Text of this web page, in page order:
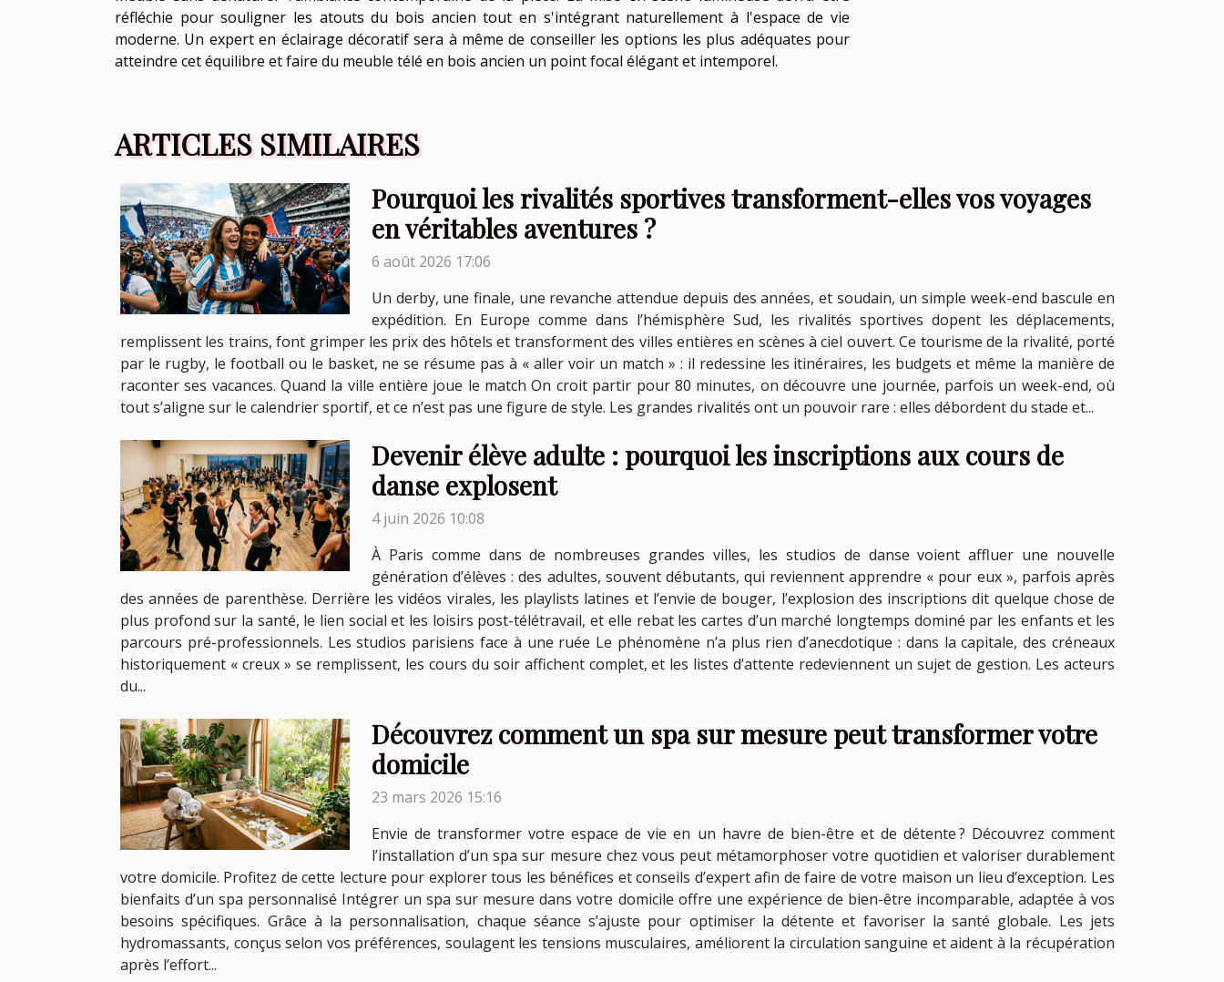
réfléchie pour souligner les atouts du bois ancien tout en s'intégrant naturellement à l'espace de vie
moderne. Un expert en éclairage décoratif sera à même de conseiller les options les plus adéquates pour
atteindre cet équilibre et faire du meuble télé en bois ancien un point focal élégant et intemporel.
ARTICLES SIMILAIRES
Pourquoi les rivalités sportives transforment-elles vos voyages
en véritables aventures ?
6 août 2026 17:06
Un derby, une finale, une revanche attendue depuis des années, et soudain, un simple week-end bascule en
expédition. En Europe comme dans l’hémisphère Sud, les rivalités sportives dopent les déplacements,
remplissent les trains, font grimper les prix des hôtels et transforment des villes entières en scènes à ciel ouvert. Ce tourisme de la rivalité, porté
par le rugby, le football ou le basket, ne se résume pas à « aller voir un match » : il redessine les itinéraires, les budgets et même la manière de
raconter ses vacances. Quand la ville entière joue le match On croit partir pour 80 minutes, on découvre une journée, parfois un week-end, où
tout s’aligne sur le calendrier sportif, et ce n’est pas une figure de style. Les grandes rivalités ont un pouvoir rare : elles débordent du stade et...
Devenir élève adulte : pourquoi les inscriptions aux cours de
danse explosent
4 juin 2026 10:08
À Paris comme dans de nombreuses grandes villes, les studios de danse voient affluer une nouvelle
génération d’élèves : des adultes, souvent débutants, qui reviennent apprendre « pour eux », parfois après
des années de parenthèse. Derrière les vidéos virales, les playlists latines et l’envie de bouger, l’explosion des inscriptions dit quelque chose de
plus profond sur la santé, le lien social et les loisirs post-télétravail, et elle rebat les cartes d’un marché longtemps dominé par les enfants et les
parcours pré-professionnels. Les studios parisiens face à une ruée Le phénomène n’a plus rien d’anecdotique : dans la capitale, des créneaux
historiquement « creux » se remplissent, les cours du soir affichent complet, et les listes d’attente redeviennent un sujet de gestion. Les acteurs
du...
Découvrez comment un spa sur mesure peut transformer votre
domicile
23 mars 2026 15:16
Envie de transformer votre espace de vie en un havre de bien-être et de détente ? Découvrez comment
l’installation d’un spa sur mesure chez vous peut métamorphoser votre quotidien et valoriser durablement
votre domicile. Profitez de cette lecture pour explorer tous les bénéfices et conseils d’expert afin de faire de votre maison un lieu d’exception. Les
bienfaits d’un spa personnalisé Intégrer un spa sur mesure dans votre domicile offre une expérience de bien-être incomparable, adaptée à vos
besoins spécifiques. Grâce à la personnalisation, chaque séance s’ajuste pour optimiser la détente et favoriser la santé globale. Les jets
hydromassants, conçus selon vos préférences, soulagent les tensions musculaires, améliorent la circulation sanguine et aident à la récupération
après l’effort...